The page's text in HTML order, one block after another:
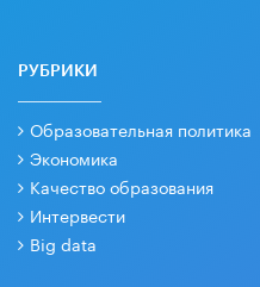
РУБРИКИ
Образовательная политика
Экономика
Качество образования
Интервести
Big data